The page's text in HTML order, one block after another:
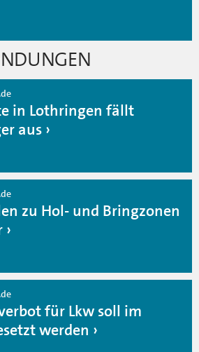
in Lothringen fällt
aus
zu Hol- und Bringzonen
für Lkw soll im
werden